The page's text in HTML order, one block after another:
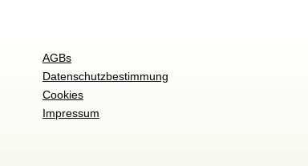
AGBs
Datenschutzbestimmung
Cookies
Impressum